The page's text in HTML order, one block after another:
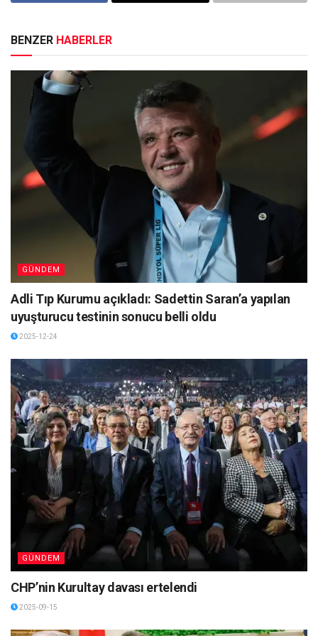
BENZER HABERLER
GÜNDEM
Adli Tıp Kurumu açıkladı: Sadettin Saran’a yapılan
uyuşturucu testinin sonucu belli oldu
2025-12-24
GÜNDEM
CHP’nin Kurultay davası ertelendi
2025-09-15